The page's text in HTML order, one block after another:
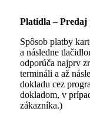
Platidla –Predaj
Spôsob platby
a následne
odporúča najprv
termináli a až
dokladu cez
dokladom, v
zákazníka.)